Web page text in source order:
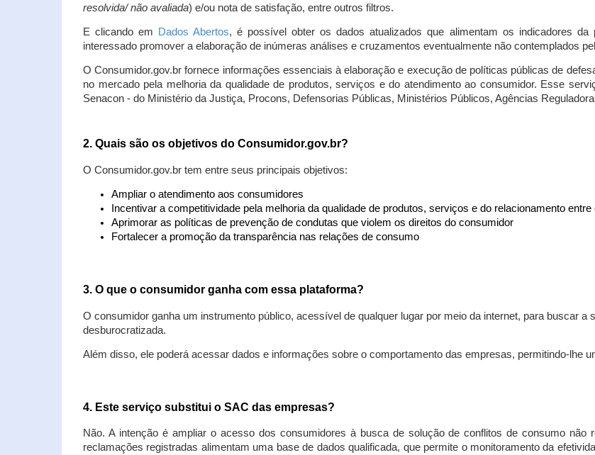
resolvida/ não avaliada) e/ou nota de satisfação, entre outros filtros.
E clicando em Dados Abertos, é possível obter os dados atualizados que alimentam os indicadores
interessado promover a elaboração de inúmeras análises e cruzamentos eventualmente não contemplados
O Consumidor.gov.br fornece informações essenciais à elaboração e execução de políticas públicas de
no mercado pela melhoria da qualidade de produtos, serviços e do atendimento ao consumidor. Esse
Senacon - do Ministério da Justiça, Procons, Defensorias Públicas, Ministérios Públicos, Agências
2. Quais são os objetivos do Consumidor.gov.br?
O Consumidor.gov.br tem entre seus principais objetivos:
Ampliar o atendimento aos consumidores
Incentivar a competitividade pela melhoria da qualidade de produtos, serviços e do relacionamento
Aprimorar as políticas de prevenção de condutas que violem os direitos do consumidor
Fortalecer a promoção da transparência nas relações de consumo
3. O que o consumidor ganha com essa plataforma?
O consumidor ganha um instrumento público, acessível de qualquer lugar por meio da internet, para buscar
desburocratizada.
Além disso, ele poderá acessar dados e informações sobre o comportamento das empresas, permitindo-lhe
4. Este serviço substitui o SAC das empresas?
Não. A intenção é ampliar o acesso dos consumidores à busca de solução de conflitos de consumo não
reclamações registradas alimentam uma base de dados qualificada, que permite o monitoramento da